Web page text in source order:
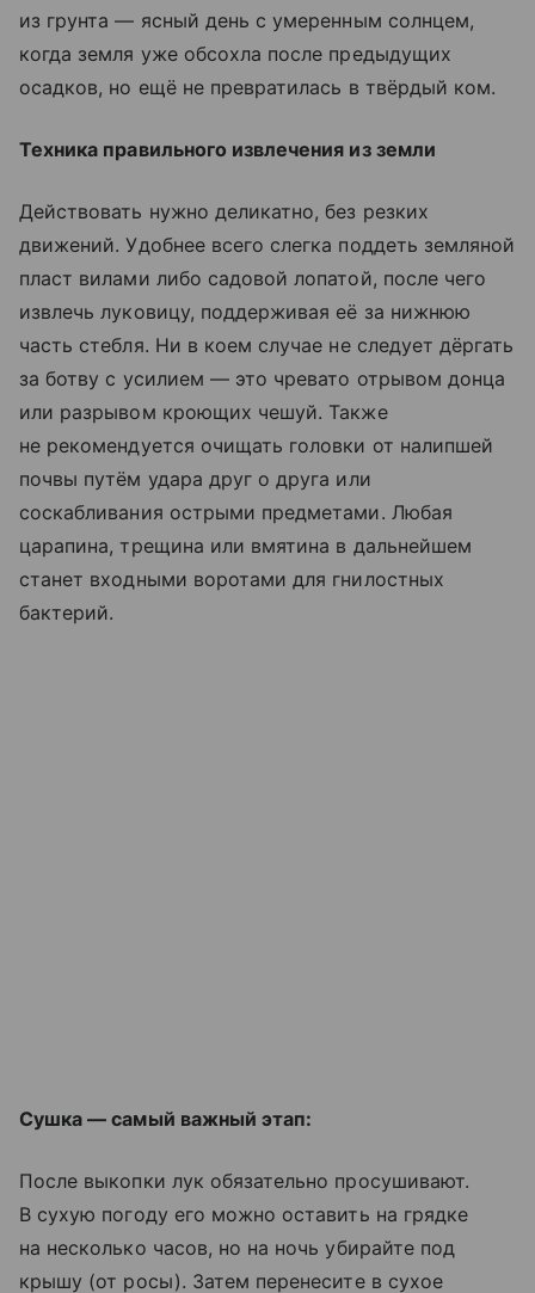
из грунта — ясный день с умеренным солнцем,
когда земля уже обсохла после предыдущих
осадков, но ещё не превратилась в твёрдый ком.
Техника правильного извлечения из земли
Действовать нужно деликатно, без резких
движений. Удобнее всего слегка поддеть земляной
пласт вилами либо садовой лопатой, после чего
извлечь луковицу, поддерживая её за нижнюю
часть стебля. Ни в коем случае не следует дёргать
за ботву с усилием — это чревато отрывом донца
или разрывом кроющих чешуй. Также
не рекомендуется очищать головки от налипшей
почвы путём удара друг о друга или
соскабливания острыми предметами. Любая
царапина, трещина или вмятина в дальнейшем
станет входными воротами для гнилостных
бактерий.
Сушка — самый важный этап:
После выкопки лук обязательно просушивают.
В сухую погоду его можно оставить на грядке
на несколько часов, но на ночь убирайте под
крышу (от росы). Затем перенесите в сухое